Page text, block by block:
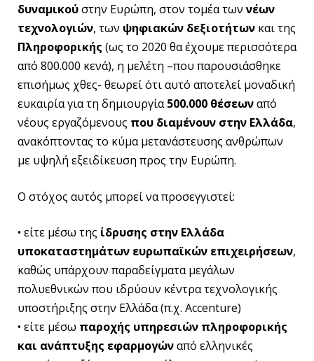
δυναμικούστην Ευρώπη, στον τομέα τωννέων
τεχνολογιών, των ψηφιακών δεξιοτήτων και της
Πληροφορικής (ως το 2020 θα έχουμε περισσότερα
από 800.000 κενά), η μελέτη –που παρουσιάσθηκε
επισήμως χθες- θεωρεί ότι αυτό αποτελεί μοναδική
ευκαιρία για τη δημιουργία500.000 θέσεωναπό
νέους εργαζόμενους που διαμένουν στην Ελλάδα,
ανακόπτοντας το κύμα μετανάστευσης ανθρώπων
με υψηλή εξειδίκευση προς την Ευρώπη.
Ο στόχος αυτός μπορεί να προσεγγιστεί:
• είτε μέσω της ίδρυσης στην Ελλάδα
υποκαταστημάτων ευρωπαϊκών επιχειρήσεων,
καθώς υπάρχουν παραδείγματα μεγάλων
πολυεθνικών που ιδρύουν κέντρα τεχνολογικής
υποστήριξης στην Ελλάδα (π.χ. Accenture)
• είτε μέσω παροχής υπηρεσιών πληροφορικής
και ανάπτυξης εφαρμογώναπό ελληνικές